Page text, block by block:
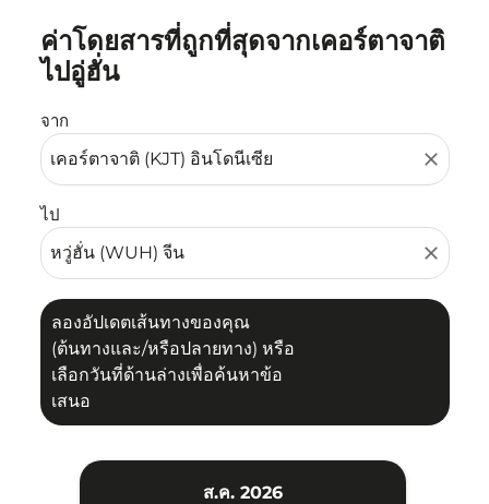
ค่าโดยสารที่ถูกที่สุดจากเคอร์ตาจาติ
ไปอู่ฮั่น
จาก
close
ไป
close
ลองอัปเดตเส้นทางของคุณ
(ต้นทางและ/หรือปลายทาง) หรือ
เลือกวันที่ด้านล่างเพื่อค้นหาข้อ
เสนอ
ลองอัปเดตเส้นทางของคุณ (ต้นทางและ/หรือปลายทาง) หรื
ส.ค. 2026